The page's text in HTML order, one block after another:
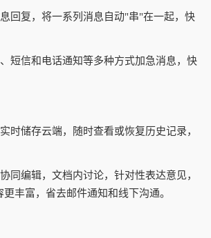
回复，将一系列消息自动"串"在一起，快
短信和电话通知等多种方式加急消息，快
时储存云端，随时查看或恢复历史记录，
同编辑，文档内讨论，针对性表达意见，
丰富，省去邮件通知和线下沟通。